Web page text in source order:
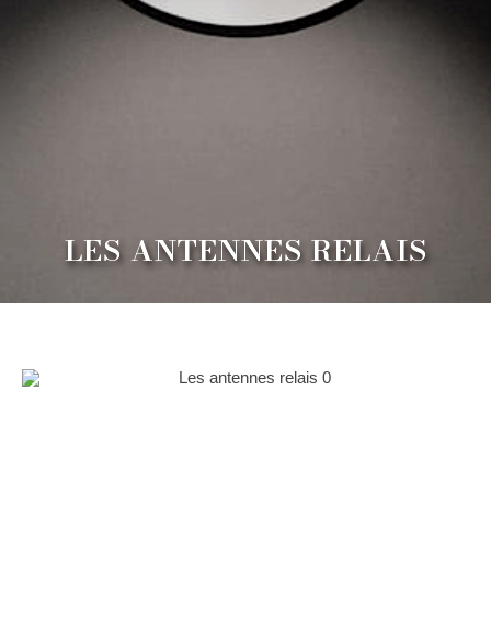
LES ANTENNES RELAIS